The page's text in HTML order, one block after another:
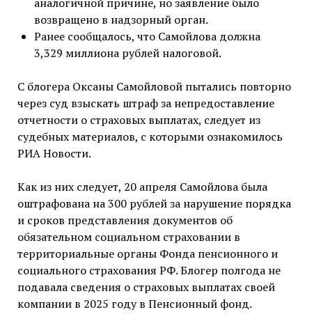
возвращено в надзорный орган.
Ранее сообщалось, что Самойлова должна
3,329 миллиона рублей налоговой.
С блогера Оксаны Самойловой пытались повторно
через суд взыскать штраф за непредоставление
отчетности о страховых выплатах, следует из
судебных материалов, с которыми ознакомилось
РИА Новости.
Как из них следует, 20 апреля Самойлова была
оштрафована на 300 рублей за нарушение порядка
и сроков представления документов об
обязательном социальном страховании в
территориальные органы Фонда пенсионного и
социального страхования РФ. Блогер полгода не
подавала сведения о страховых выплатах своей
компании в 2025 году в Пенсионный фонд.